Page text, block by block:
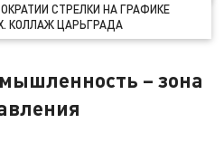
СТРЕЛКИ НА ГРАФИКЕ
КОЛЛАЖ ЦАРЬГРАДА
– зона